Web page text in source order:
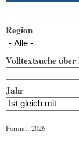
Region
Volltextsuche
Jahr
Format: 2026